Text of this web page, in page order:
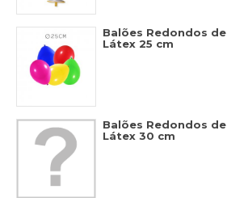
Balões Redondos de
Látex 25 cm
Balões Redondos de
Látex 30 cm